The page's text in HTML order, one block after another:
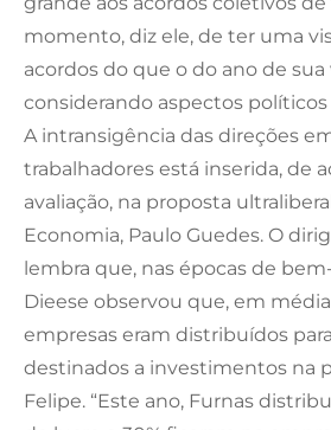
momento, diz ele, de ter uma
acordos do que o do ano de sua
considerando aspectos
A intransigência das direções
trabalhadores está inserida, de
avaliação, na proposta
Economia, Paulo Guedes. O
lembra que, nas épocas de
Dieese observou que, em
empresas eram distribuídos
destinados a investimentos na
Felipe. “Este ano, Furnas